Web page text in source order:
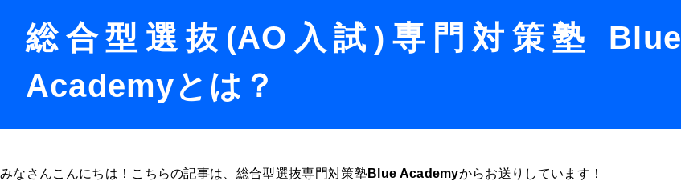
総合型選抜(AO入試)専門対策塾 Blue
Academyとは？
みなさんこんにちは！こちらの記事は、総合型選抜専門対策塾Blue Academyからお送りしています！